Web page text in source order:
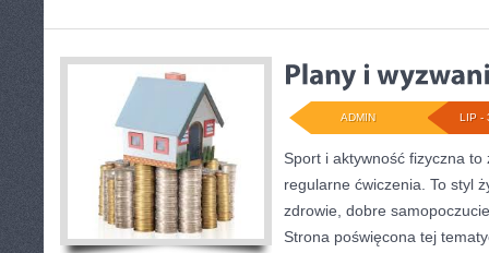
LIP -
ADMIN
Sport i aktywność fizyczna
regularne ćwiczenia. To styl
zdrowie, dobre
Strona poświęcona tej